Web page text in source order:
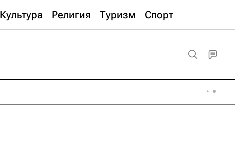
Культура Религия Туризм Спорт